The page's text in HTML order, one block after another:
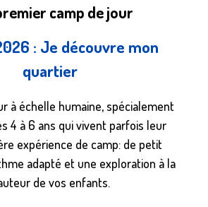
camp de jour
: Je découvre mon
quartier
à échelle humaine, spécialement
4 à 6 ans qui vivent parfois leur
expérience de camp: de petit
adapté et une exploration à la
de vos enfants.